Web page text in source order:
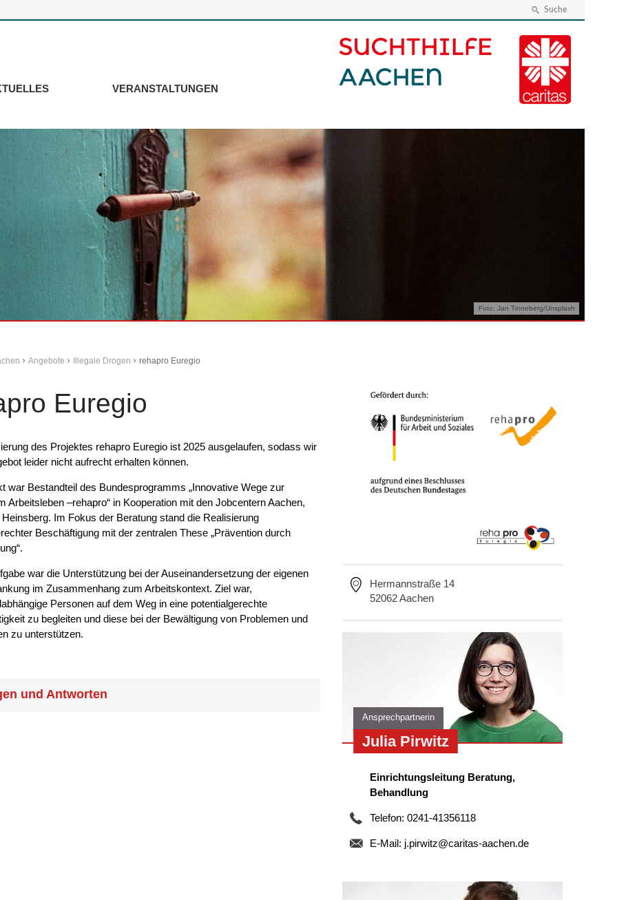
Suche
VERANSTALTUNGEN
Foto: Jan Tinneberg/Unsplash
Angebote Illegale Drogen rehapro Euregio
Euregio
des Projektes rehapro Euregio ist 2025 ausgelaufen, sodass wir
leider nicht aufrecht erhalten können.
war Bestandteil des Bundesprogramms „Innovative Wege zur
Arbeitsleben –rehapro“ in Kooperation mit den Jobcentern Aachen,
Heinsberg. Im Fokus der Beratung stand die Realisierung
Beschäftigung mit der zentralen These „Prävention durch
war die Unterstützung bei der Auseinandersetzung der eigenen
im Zusammenhang zum Arbeitskontext. Ziel war,
Personen auf dem Weg in eine potentialgerechte
zu begleiten und diese bei der Bewältigung von Problemen und
zu unterstützen.
und Antworten
Hermannstraße 14
52062 Aachen
Ansprechpartnerin
Julia Pirwitz
Einrichtungsleitung Beratung,
Behandlung
Telefon: 0241-41356118
E-Mail: j.pirwitz@caritas-aachen.de